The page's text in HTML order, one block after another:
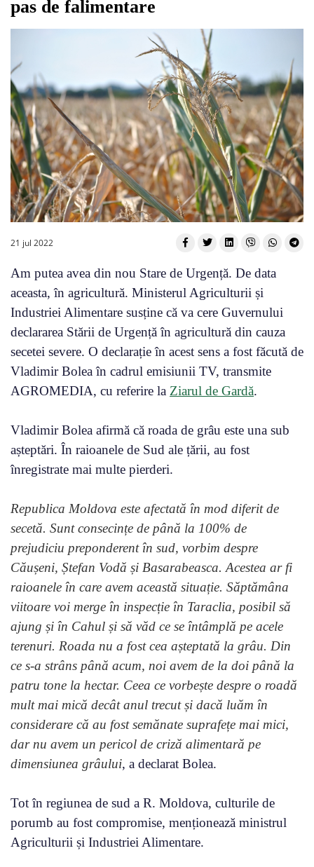
pas de falimentare
21 jul 2022
Am putea avea din nou Stare de Urgență. De data
aceasta, în agricultură. Ministerul Agriculturii și
Industriei Alimentare susține că va cere Guvernului
declararea Stării de Urgență în agricultură din cauza
secetei severe. O declarație în acest sens a fost făcută de
Vladimir Bolea în cadrul emisiunii TV, transmite
AGROMEDIA, cu referire la Ziarul de Gardă.
Vladimir Bolea afirmă că roada de grâu este una sub
așteptări. În raioanele de Sud ale țării, au fost
înregistrate mai multe pierderi.
Republica Moldova este afectată în mod diferit de
secetă. Sunt consecințe de până la 100% de
prejudiciu preponderent în sud, vorbim despre
Căușeni, Ștefan Vodă și Basarabeasca. Acestea ar fi
raioanele în care avem această situație. Săptămâna
viitoare voi merge în inspecție în Taraclia, posibil să
ajung și în Cahul și să văd ce se întâmplă pe acele
terenuri. Roada nu a fost cea așteptată la grâu. Din
ce s-a strâns până acum, noi avem de la doi până la
patru tone la hectar. Ceea ce vorbește despre o roadă
mult mai mică decât anul trecut și dacă luăm în
considerare că au fost semănate suprafețe mai mici,
dar nu avem un pericol de criză alimentară pe
dimensiunea grâului, a declarat Bolea.
Tot în regiunea de sud a R. Moldova, culturile de
porumb au fost compromise, menționează ministrul
Agriculturii și Industriei Alimentare.